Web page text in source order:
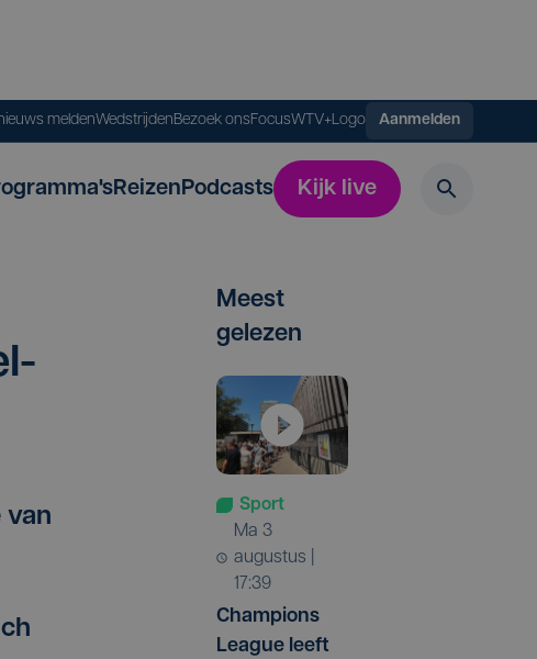
meldenWedstrijdenBezoek onsFocusWTV+Logo Aanmelden
ReizenPodcasts Kijk live
van
Meest
gelezen
Sport
ma 3
augustus |
17:39
Champions
League leeft